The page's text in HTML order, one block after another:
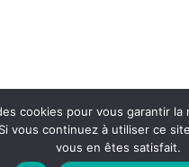
cookies pour vous garantir la
vous continuez à utiliser ce
vous en êtes satisfait.